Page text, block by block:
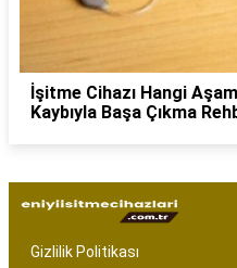
İşitme Cihazı Hangi
Kaybıyla Başa Çıkma
Gizlilik Politikası